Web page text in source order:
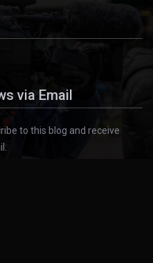
via Email
to this blog and receive